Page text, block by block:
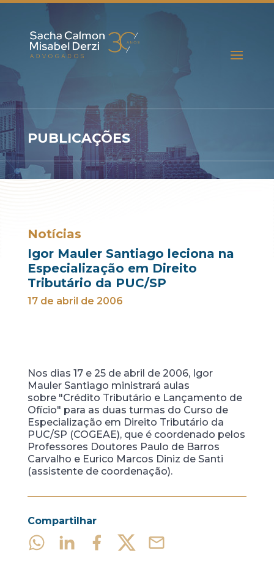
PUBLICAÇÕES
Notícias
Igor Mauler Santiago leciona na
Especialização em Direito
Tributário da PUC/SP
17 de abril de 2006
Nos dias 17 e 25 de abril de 2006, Igor
Mauler Santiago ministrará aulas
sobre "Crédito Tributário e Lançamento de
Ofício" para as duas turmas do Curso de
Especialização em Direito Tributário da
PUC/SP (COGEAE), que é coordenado pelos
Professores Doutores Paulo de Barros
Carvalho e Eurico Marcos Diniz de Santi
(assistente de coordenação).
Compartilhar